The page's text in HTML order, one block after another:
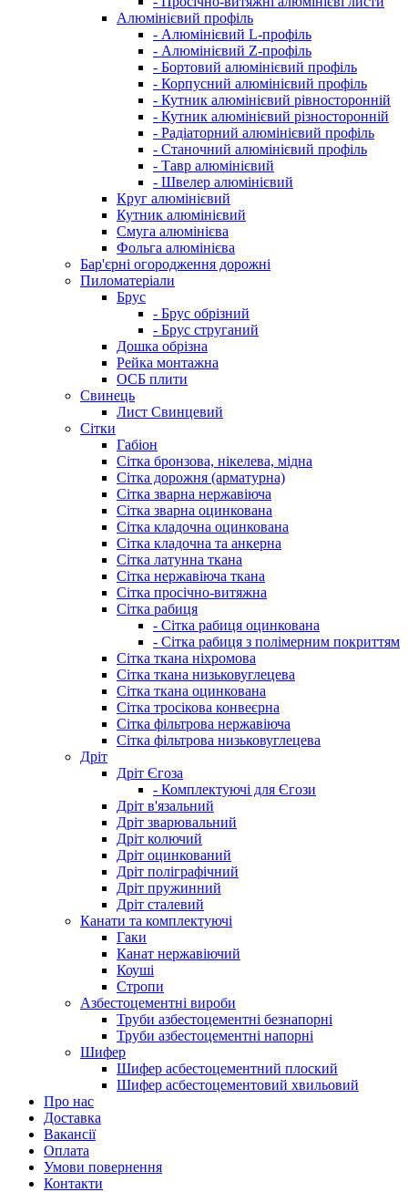
Алюмінієвий профіль
- Алюмінієвий L-профіль
- Алюмінієвий Z-профіль
- Бортовий алюмінієвий профіль
- Корпусний алюмінієвий профіль
- Кутник алюмінієвий рівносторонній
- Кутник алюмінієвий різносторонній
- Радіаторний алюмінієвий профіль
- Станочний алюмінієвий профіль
- Тавр алюмінієвий
- Швелер алюмінієвий
Круг алюмінієвий
Кутник алюмінієвий
Смуга алюмінієва
Фольга алюмінієва
Бар'єрні огородження дорожні
Пиломатеріали
Брус
- Брус обрізний
- Брус струганий
Дошка обрізна
Рейка монтажна
ОСБ плити
Cвинець
Лист Свинцевий
Сітки
Габіон
Сітка бронзова, нікелева, мідна
Сітка дорожня (арматурна)
Сітка зварна нержавіюча
Сітка зварна оцинкована
Сітка кладочна оцинкована
Сітка кладочна та анкерна
Сітка латунна ткана
Сітка нержавіюча ткана
Сітка просічно-витяжна
Сітка рабиця
- Сітка рабиця оцинкована
- Сітка рабиця з полімерним покриттям
Сітка ткана ніхромова
Сітка ткана низьковуглецева
Сітка ткана оцинкована
Сітка тросікова конвеєрна
Сітка фільтрова нержавіюча
Сітка фільтрова низьковуглецева
Дріт
Дріт Єгоза
- Комплектуючі для Єгози
Дріт в'язальний
Дріт зварювальний
Дріт колючий
Дріт оцинкований
Дріт поліграфічний
Дріт пружинний
Дріт сталевий
Канати та комплектуючі
Гаки
Канат нержавіючий
Коуші
Стропи
Азбестоцементні вироби
Труби азбестоцементні безнапорні
Труби азбестоцементні напорні
Шифер
Шифер асбестоцементний плоский
Шифер асбестоцементовий хвильовий
Про нас
Доставка
Вакансії
Оплата
Умови повернення
Контакти